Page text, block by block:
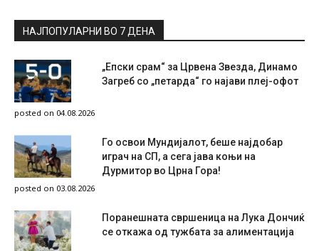
НАЈПОПУЛАРНИ ВО 7 ДЕНА
„Епски срам“ за Црвена Звезда, Динамо
Загреб со „петарда“ го најави плеј-офот
posted on 04.08.2026
Го освои Мундијалот, беше најдобар
играч на СП, а сега јава коњи на
Дурмитор во Црна Гора!
posted on 03.08.2026
Поранешната свршеница на Лука Дончиќ
се откажа од тужбата за алиментација